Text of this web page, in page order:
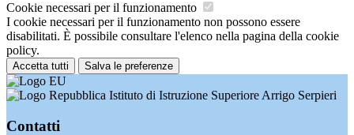
Cookie necessari per il funzionamento
I cookie necessari per il funzionamento non possono essere
disabilitati. È possibile consultare l'elenco nella pagina della cookie
policy.
Accetta tutti Salva le preferenze
Istituto di Istruzione Superiore Arrigo Serpieri
Contatti